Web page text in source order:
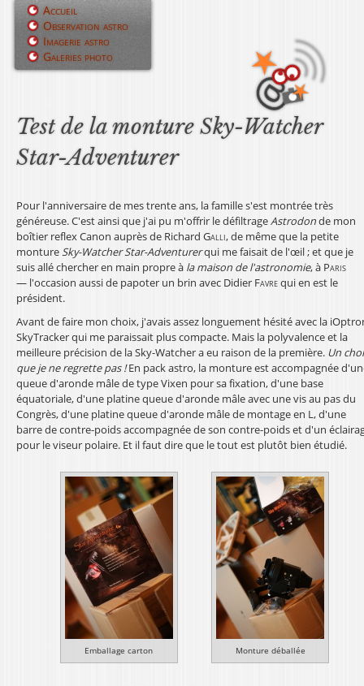
Jump to navigation
Test de la monture Sky-Watcher
Star-Adventurer
Pour l'anniversaire de mes trente ans, la famille s'est montrée très
généreuse. C'est ainsi que j'ai pu m'offrir le défiltrage Astrodonde mon
boîtier reflex Canon auprès de Richard Galli, de même que la petite
monture Sky-Watcher Star-Adventurerqui me faisait de l'œil ; et que je
suis allé chercher en main propre à la maison de l'astronomie, à Paris
— l'occasion aussi de papoter un brin avec Didier Favrequi en est le
président.
Avant de faire mon choix, j'avais assez longuement hésité avec la
SkyTracker qui me paraissait plus compacte. Mais la polyvalence et la
meilleure précision de la Sky-Watcher a eu raison de la première. Un
que je ne regrette pas !En pack astro, la monture est accompagnée
queue d'aronde mâle de type Vixen pour sa fixation, d'une base
équatoriale, d'une platine queue d'aronde mâle avec une vis au pas du
Congrès, d'une platine queue d'aronde mâle de montage en L, d'une
barre de contre-poids accompagnée de son contre-poids et d'un
pour le viseur polaire. Et il faut dire que le tout est plutôt bien étudié.
Emballage carton Monture déballée
M
u
p
i
n
c
i
p
a
l
Accueil
Observation astro
Imagerie astro
Galeries photo